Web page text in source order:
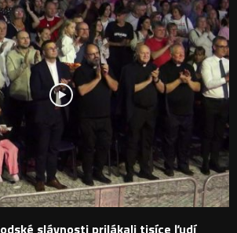
slávnosti prilákali tisíce ľudí